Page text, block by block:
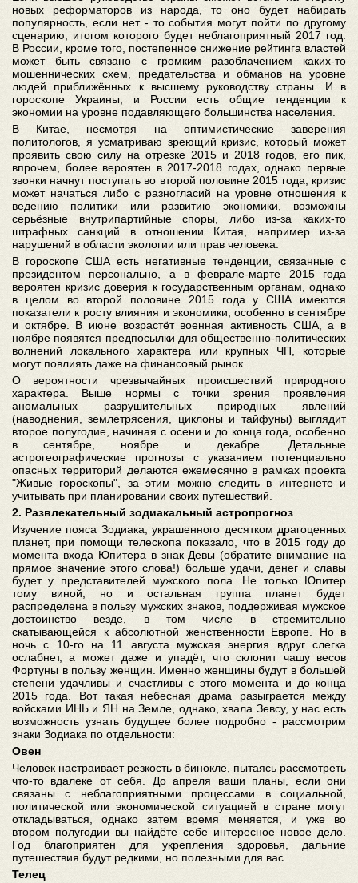
новых реформаторов из народа, то оно будет набирать
популярность, если нет - то события могут пойти по другому
сценарию, итогом которого будет неблагоприятный 2017 год.
В России, кроме того, постепенное снижение рейтинга властей
может быть связано с громким разоблачением каких-то
мошеннических схем, предательства и обманов на уровне
людей приближённых к высшему руководству страны. И в
гороскопе Украины, и России есть общие тенденции к
экономии на уровне подавляющего большинства населения.
В Китае, несмотря на оптимистические заверения
политологов, я усматриваю зреющий кризис, который может
проявить свою силу на отрезке 2015 и 2018 годов, его пик,
впрочем, более вероятен в 2017-2018 годах, однако первые
звонки начнут поступать во второй половине 2015 года, кризис
может начаться либо с разногласий на уровне отношения к
ведению политики или развитию экономики, возможны
серьёзные внутрипартийные споры, либо из-за каких-то
штрафных санкций в отношении Китая, например из-за
нарушений в области экологии или прав человека.
В гороскопе США есть негативные тенденции, связанные с
президентом персонально, а в феврале-марте 2015 года
вероятен кризис доверия к государственным органам, однако
в целом во второй половине 2015 года у США имеются
показатели к росту влияния и экономики, особенно в сентябре
и октябре. В июне возрастёт военная активность США, а в
ноябре появятся предпосылки для общественно-политических
волнений локального характера или крупных ЧП, которые
могут повлиять даже на финансовый рынок.
О вероятности чрезвычайных происшествий природного
характера. Выше нормы с точки зрения проявления
аномальных разрушительных природных явлений
(наводнения, землетрясения, циклоны и тайфуны) выглядит
второе полугодие, начиная с осени и до конца года, особенно
в сентябре, ноябре и декабре. Детальные
астрогеографические прогнозы с указанием потенциально
опасных территорий делаются ежемесячно в рамках проекта
"Живые гороскопы", за этим можно следить в интернете и
учитывать при планировании своих путешествий.
2. Развлекательный зодиакальный астропрогноз
Изучение пояса Зодиака, украшенного десятком драгоценных
планет, при помощи телескопа показало, что в 2015 году до
момента входа Юпитера в знак Девы (обратите внимание на
прямое значение этого слова!) больше удачи, денег и славы
будет у представителей мужского пола. Не только Юпитер
тому виной, но и остальная группа планет будет
распределена в пользу мужских знаков, поддерживая мужское
достоинство везде, в том числе в стремительно
скатывающейся к абсолютной женственности Европе. Но в
ночь с 10-го на 11 августа мужская энергия вдруг слегка
ослабнет, а может даже и упадёт, что склонит чашу весов
Фортуны в пользу женщин. Именно женщины будут в большей
степени удачливы и счастливы с этого момента и до конца
2015 года. Вот такая небесная драма разыграется между
войсками ИНЬ и ЯН на Земле, однако, хвала Зевсу, у нас есть
возможность узнать будущее более подробно - рассмотрим
знаки Зодиака по отдельности:
Овен
Человек настраивает резкость в бинокле, пытаясь рассмотреть
что-то вдалеке от себя. До апреля ваши планы, если они
связаны с неблагоприятными процессами в социальной,
политической или экономической ситуацией в стране могут
откладываться, однако затем время меняется, и уже во
втором полугодии вы найдёте себе интересное новое дело.
Год благоприятен для укрепления здоровья, дальние
путешествия будут редкими, но полезными для вас.
Телец